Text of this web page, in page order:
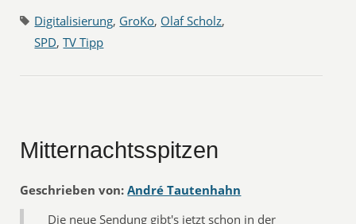
Digitalisierung, GroKo, Olaf Scholz,
SPD,TV Tipp
Mitternachtsspitzen
Geschrieben von: André Tautenhahn
Die neue Sendung gibt's jetzt schon in der